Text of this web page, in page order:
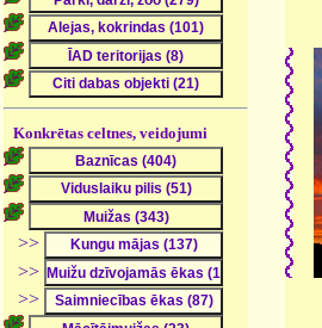
Konkrētas celtnes, veidojumi
>>
>>
>>